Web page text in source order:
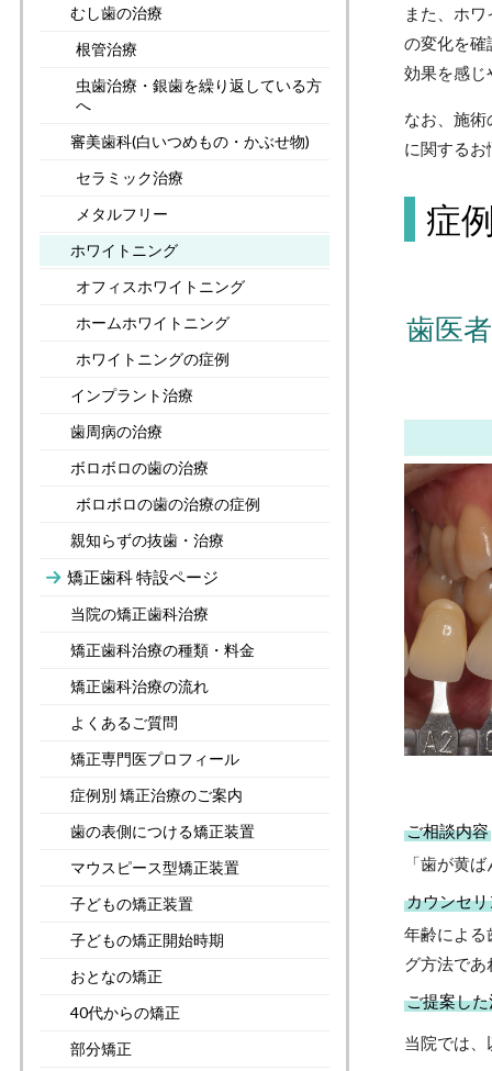
また、ホ
の変化を確
効果を感じ
なお、施
に関する
症
歯医
ご相談内容
「歯が黄
カウンセ
年齢による
グ方法で
ご提案し
当院では
むし歯の治療
根管治療
虫歯治療・銀歯を繰り返している方
へ
審美歯科(白いつめもの・かぶせ物)
セラミック治療
メタルフリー
ホワイトニング
オフィスホワイトニング
ホームホワイトニング
ホワイトニングの症例
インプラント治療
歯周病の治療
ボロボロの歯の治療
ボロボロの歯の治療の症例
親知らずの抜歯・治療
矯正歯科 特設ページ
当院の矯正歯科治療
矯正歯科治療の種類・料金
矯正歯科治療の流れ
よくあるご質問
矯正専門医プロフィール
症例別 矯正治療のご案内
歯の表側につける矯正装置
マウスピース型矯正装置
子どもの矯正装置
子どもの矯正開始時期
おとなの矯正
40代からの矯正
部分矯正